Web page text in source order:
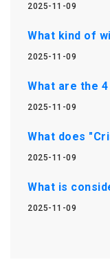
2025-11-09
What kind of
2025-11-09
What are the
2025-11-09
What does
2025-11-09
What is
2025-11-09